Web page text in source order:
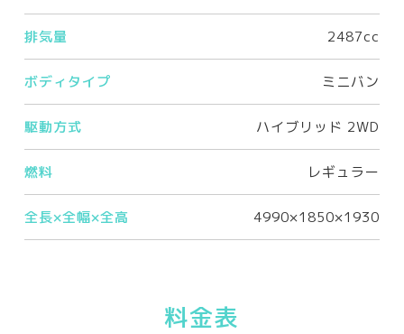
排気量 2487cc
ボディタイプ ミニバン
駆動方式 ハイブリッド 2WD
燃料 レギュラー
全長×全幅×全高 4990×1850×1930
料金表